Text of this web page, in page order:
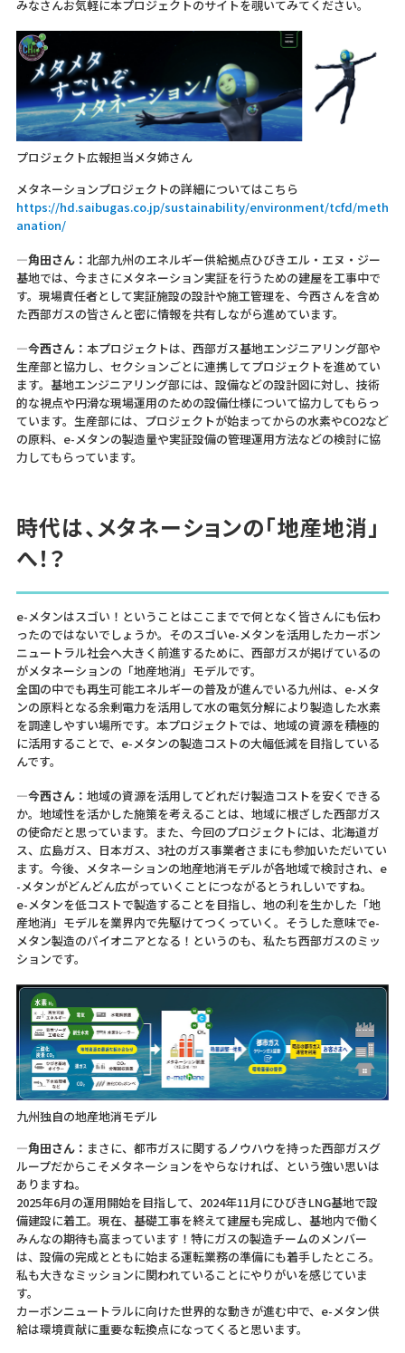
みなさんお気軽に本プロジェクトのサイトを覗いてみてください。
プロジェクト広報担当メタ姉さん
メタネーションプロジェクトの詳細についてはこちら
https://hd.saibugas.co.jp/sustainability/environment/tcfd/meth
anation/
―角田さん： 北部九州のエネルギー供給拠点ひびきエル・エヌ・ジー
基地では、今まさにメタネーション実証を行うための建屋を工事中で
す。現場責任者として実証施設の設計や施工管理を、今西さんを含め
た西部ガスの皆さんと密に情報を共有しながら進めています。
―今西さん： 本プロジェクトは、西部ガス基地エンジニアリング部や
生産部と協力し、セクションごとに連携してプロジェクトを進めてい
ます。基地エンジニアリング部には、設備などの設計図に対し、技術
的な視点や円滑な現場運用のための設備仕様について協力してもらっ
ています。生産部には、プロジェクトが始まってからの水素やCO2など
の原料、e-メタンの製造量や実証設備の管理運用方法などの検討に協
力してもらっています。
時代は、メタネーションの「地産地消」
へ！？
e-メタンはスゴい！ということはここまでで何となく皆さんにも伝わ
ったのではないでしょうか。そのスゴいe-メタンを活用したカーボン
ニュートラル社会へ大きく前進するために、西部ガスが掲げているの
がメタネーションの「地産地消」モデルです。
全国の中でも再生可能エネルギーの普及が進んでいる九州は、e-メタ
ンの原料となる余剰電力を活用して水の電気分解により製造した水素
を調達しやすい場所です。本プロジェクトでは、地域の資源を積極的
に活用することで、e-メタンの製造コストの大幅低減を目指している
んです。
―今西さん： 地域の資源を活用してどれだけ製造コストを安くできる
か。地域性を活かした施策を考えることは、地域に根ざした西部ガス
の使命だと思っています。また、今回のプロジェクトには、北海道ガ
ス、広島ガス、日本ガス、3社のガス事業者さまにも参加いただいてい
ます。今後、メタネーションの地産地消モデルが各地域で検討され、e
-メタンがどんどん広がっていくことにつながるとうれしいですね。
e-メタンを低コストで製造することを目指し、地の利を生かした「地
産地消」モデルを業界内で先駆けてつくっていく。そうした意味でe-
メタン製造のパイオニアとなる！というのも、私たち西部ガスのミッ
ションです。
九州独自の地産地消モデル
―角田さん： まさに、都市ガスに関するノウハウを持った西部ガスグ
ループだからこそメタネーションをやらなければ、という強い思いは
ありますね。
2025年6月の運用開始を目指して、2024年11月にひびきLNG基地で設
備建設に着工。現在、基礎工事を終えて建屋も完成し、基地内で働く
みんなの期待も高まっています！特にガスの製造チームのメンバー
は、設備の完成とともに始まる運転業務の準備にも着手したところ。
私も大きなミッションに関われていることにやりがいを感じていま
す。
カーボンニュートラルに向けた世界的な動きが進む中で、e-メタン供
給は環境貢献に重要な転換点になってくると思います。